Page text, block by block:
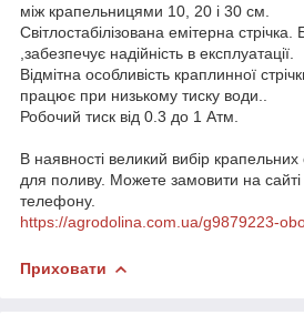
між крапельницями 10, 20 і 30 см.
Світлостабілізована емітерна
,забезпечує надійність в експлуатації.
Відмітна особливість краплинної
працює при низькому тиску води..
Робочий тиск від 0.3 до 1 Атм.
В наявності великий вибір крапельних
для поливу. Можете замовити на
телефону.
https://agrodolina.com.ua/g9879223-
Приховати